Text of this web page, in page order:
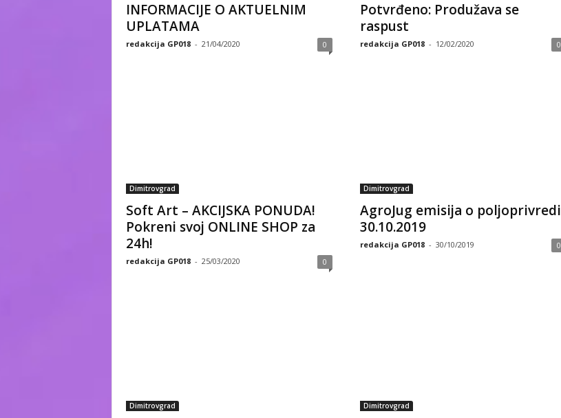
INFORMACIJE O AKTUELNIM
UPLATAMA
redakcija GP018 - 21/04/2020 0
Potvrđeno: Produžava se
raspust
redakcija GP018 - 12/02/2020 0
Dimitrovgrad
Soft Art – AKCIJSKA PONUDA!
Pokreni svoj ONLINE SHOP za
24h!
redakcija GP018 - 25/03/2020 0
Dimitrovgrad
AgroJug emisija o poljoprivredi
30.10.2019
redakcija GP018 - 30/10/2019 0
Dimitrovgrad Dimitrovgrad